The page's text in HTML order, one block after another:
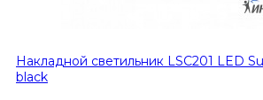
Накладной светильник LSC201 LED
black